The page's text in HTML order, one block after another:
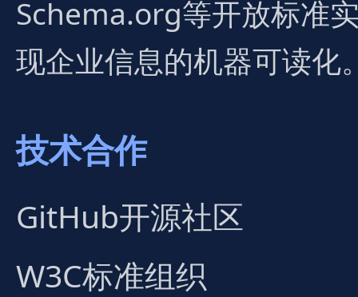
Schema.org等开放标准
现企业信息的机器可读化
技术合作
GitHub开源社区
W3C标准组织